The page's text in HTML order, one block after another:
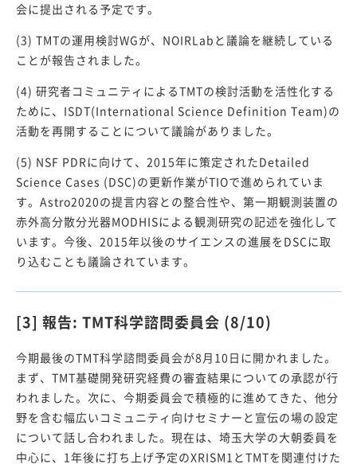
会に提出される予定です。
(3) TMTの運用検討WGが、NOIRLabと議論を継続している
ことが報告されました。
(4) 研究者コミュニティによるTMTの検討活動を活性化する
ために、ISDT(International Science Definition Team)の
活動を再開することについて議論がありました。
(5) NSF PDRに向けて、2015年に策定されたDetailed
Science Cases (DSC)の更新作業がTIOで進められていま
す。Astro2020の提言内容との整合性や、第一期観測装置の
赤外高分散分光器MODHISによる観測研究の記述を強化して
います。今後、2015年以後のサイエンスの進展をDSCに取
り込むことも議論されています。
[3] 報告: TMT科学諮問委員会 (8/10)
今期最後のTMT科学諮問委員会が8月10日に開かれました。
まず、TMT基礎開発研究経費の審査結果についての承認が行
われました。次に、今期委員会で積極的に進めてきた、他分
野を含む幅広いコミュニティ向けセミナーと宣伝の場の設定
について話し合われました。現在は、埼玉大学の大朝委員を
中心に、1年後に打ち上げ予定のXRISM1とTMTを関連付けた